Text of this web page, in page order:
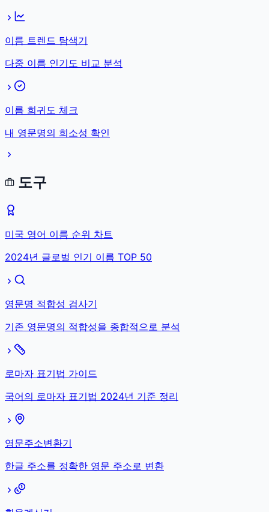
이름 트렌드 탐색기
다중 이름 인기도 비교 분석
이름 희귀도 체크
내 영문명의 희소성 확인
도구
미국 영어 이름 순위 차트
2024년 글로벌 인기 이름 TOP 50
영문명 적합성 검사기
기존 영문명의 적합성을 종합적으로 분석
로마자 표기법 가이드
국어의 로마자 표기법 2024년 기준 정리
영문주소변환기
한글 주소를 정확한 영문 주소로 변환